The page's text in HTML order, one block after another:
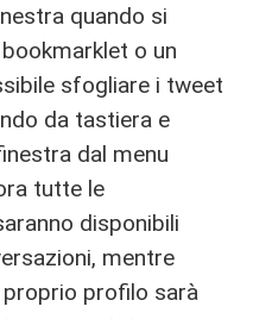
quando si
o un
sfogliare i tweet
da tastiera e
dal menu
tutte le
disponibili
mentre
profilo sarà